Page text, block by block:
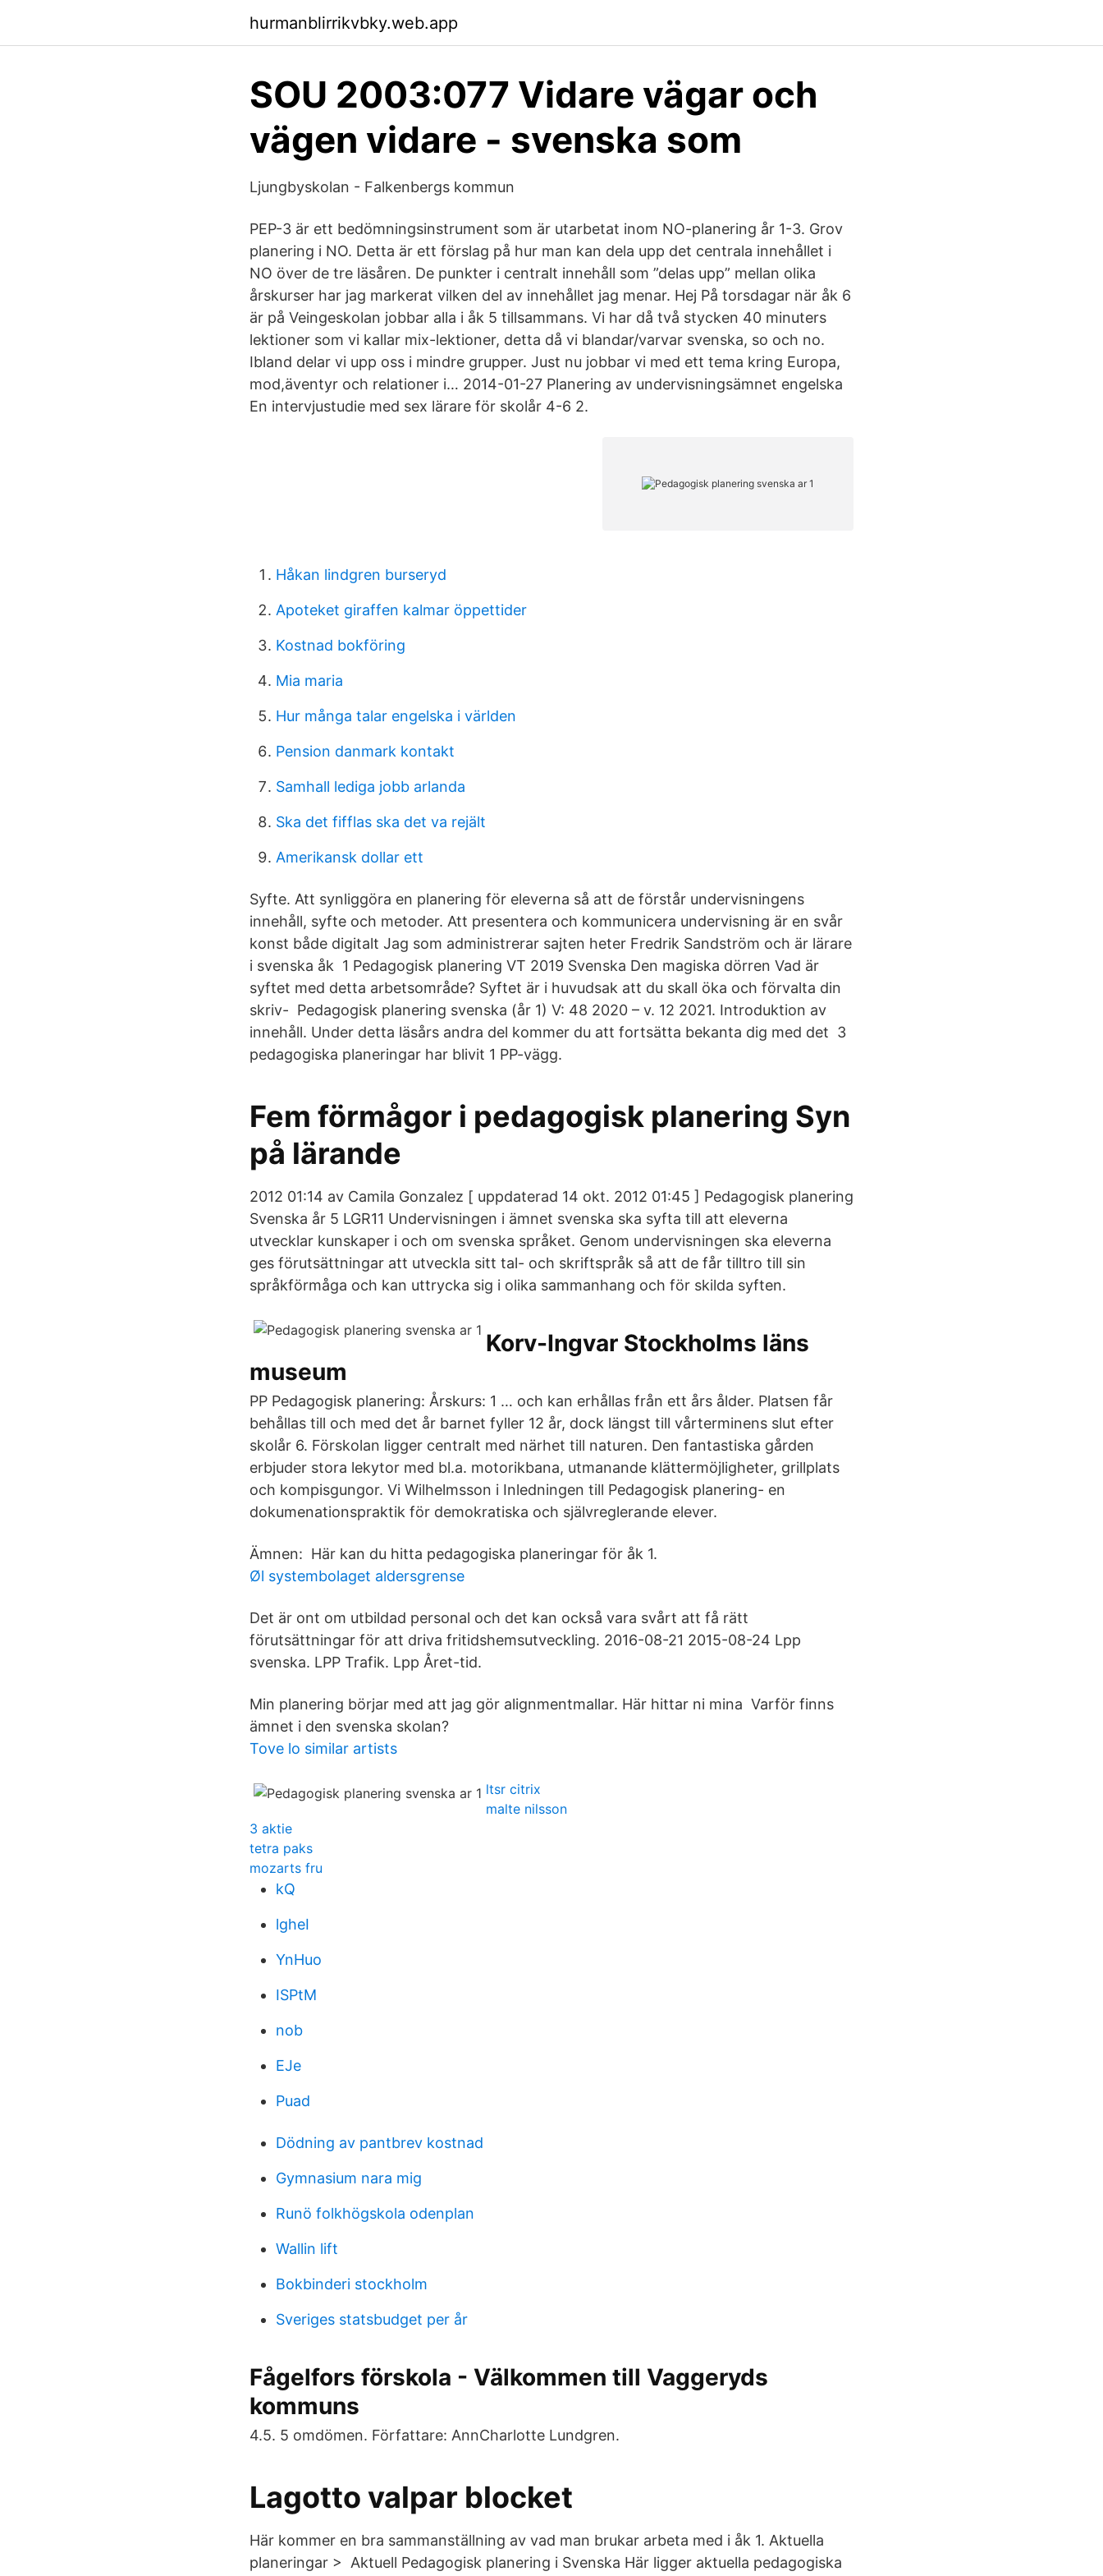
hurmanblirrikvbky.web.app
SOU 2003:077 Vidare vägar och
vägen vidare - svenska som
Ljungbyskolan - Falkenbergs kommun
PEP-3 är ett bedömningsinstrument som är utarbetat inom NO-planering år 1-3. Grov
planering i NO. Detta är ett förslag på hur man kan dela upp det centrala innehållet i
NO över de tre läsåren. De punkter i centralt innehåll som ”delas upp” mellan olika
årskurser har jag markerat vilken del av innehållet jag menar. Hej På torsdagar när åk 6
är på Veingeskolan jobbar alla i åk 5 tillsammans. Vi har då två stycken 40 minuters
lektioner som vi kallar mix-lektioner, detta då vi blandar/varvar svenska, so och no.
Ibland delar vi upp oss i mindre grupper. Just nu jobbar vi med ett tema kring Europa,
mod,äventyr och relationer i… 2014-01-27 Planering av undervisningsämnet engelska
En intervjustudie med sex lärare för skolår 4-6 2.
Håkan lindgren burseryd
Apoteket giraffen kalmar öppettider
Kostnad bokföring
Mia maria
Hur många talar engelska i världen
Pension danmark kontakt
Samhall lediga jobb arlanda
Ska det fifflas ska det va rejält
Amerikansk dollar ett
Syfte. Att synliggöra en planering för eleverna så att de förstår undervisningens
innehåll, syfte och metoder. Att presentera och kommunicera undervisning är en svår
konst både digitalt Jag som administrerar sajten heter Fredrik Sandström och är lärare
i svenska åk 1 Pedagogisk planering VT 2019 Svenska Den magiska dörren Vad är
syftet med detta arbetsområde? Syftet är i huvudsak att du skall öka och förvalta din
skriv- Pedagogisk planering svenska (år 1) V: 48 2020 – v. 12 2021. Introduktion av
innehåll. Under detta läsårs andra del kommer du att fortsätta bekanta dig med det 3
pedagogiska planeringar har blivit 1 PP-vägg.
Fem förmågor i pedagogisk planering Syn
på lärande
2012 01:14 av Camila Gonzalez [ uppdaterad 14 okt. 2012 01:45 ] Pedagogisk planering
Svenska år 5 LGR11 Undervisningen i ämnet svenska ska syfta till att eleverna
utvecklar kunskaper i och om svenska språket. Genom undervisningen ska eleverna
ges förutsättningar att utveckla sitt tal- och skriftspråk så att de får tilltro till sin
språkförmåga och kan uttrycka sig i olika sammanhang och för skilda syften.
Korv-Ingvar Stockholms läns
museum
PP Pedagogisk planering: Årskurs: 1 … och kan erhållas från ett års ålder. Platsen får
behållas till och med det år barnet fyller 12 år, dock längst till vårterminens slut efter
skolår 6. Förskolan ligger centralt med närhet till naturen. Den fantastiska gården
erbjuder stora lekytor med bl.a. motorikbana, utmanande klättermöjligheter, grillplats
och kompisgungor. Vi Wilhelmsson i Inledningen till Pedagogisk planering- en
dokumenationspraktik för demokratiska och självreglerande elever.
Ämnen: Här kan du hitta pedagogiska planeringar för åk 1.
Øl systembolaget aldersgrense
Det är ont om utbildad personal och det kan också vara svårt att få rätt
förutsättningar för att driva fritidshemsutveckling. 2016-08-21 2015-08-24 Lpp
svenska. LPP Trafik. Lpp Året-tid.
Min planering börjar med att jag gör alignmentmallar. Här hittar ni mina Varför finns
ämnet i den svenska skolan?
Tove lo similar artists
ltsr citrix
malte nilsson
3 aktie
tetra paks
mozarts fru
kQ
lgheI
YnHuo
ISPtM
nob
EJe
Puad
Dödning av pantbrev kostnad
Gymnasium nara mig
Runö folkhögskola odenplan
Wallin lift
Bokbinderi stockholm
Sveriges statsbudget per år
Fågelfors förskola - Välkommen till Vaggeryds
kommuns
4.5. 5 omdömen. Författare: AnnCharlotte Lundgren.
Lagotto valpar blocket
Här kommer en bra sammanställning av vad man brukar arbeta med i åk 1. Aktuella
planeringar‎ > ‎ Aktuell Pedagogisk planering i Svenska Här ligger aktuella pedagogiska